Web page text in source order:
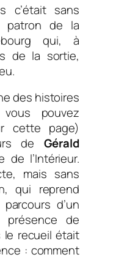
c’était sans
patron de la
qui, à
de la sortie,
des histoires
pouvez
cette page)
de Gérald
de l’Intérieur.
mais sans
qui reprend
d’un
présence de
recueil était
: comment